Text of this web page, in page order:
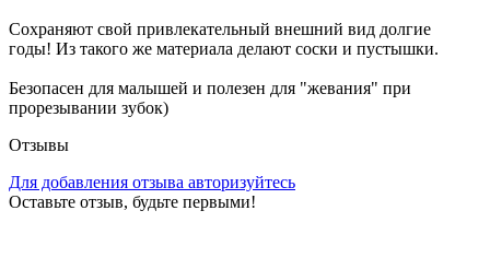
Сохраняют свой привлекательный внешний вид долгие
годы! Из такого же материала делают соски и пустышки.
Безопасен для малышей и полезен для "жевания" при
прорезывании зубок)
Отзывы
Для добавления отзыва авторизуйтесь
Оставьте отзыв, будьте первыми!